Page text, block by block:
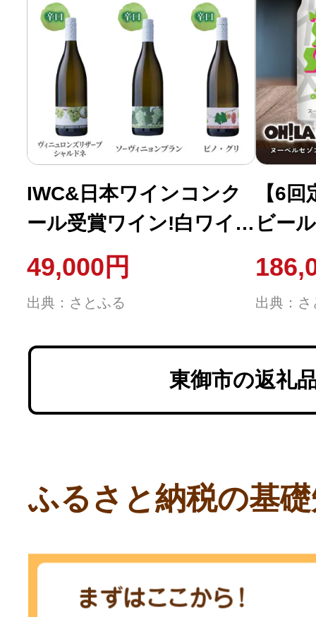
IWC&日本ワインコンク
ール受賞ワイン!白ワイ
ン 辛口 3種 飲み比べ 3本
セット
49,000円
出典：さとふる
【6
ビー
ン」
地ビ
出典：さ
東御市の返礼
ふるさと納税の基